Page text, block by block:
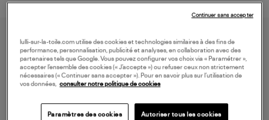
à partir de 150 € d'achat*
lulli-sur-la-toile.com utilise des cookies et technologies similaires à des fins de
performance, personnalisation, publicité et analyses, en collaboration avec des
partenaires tels que Google. Vous pouvez configurer vos choix via « Paramétrer »,
accepter l’ensemble des cookies (« J’accepte ») ou refuser ceux non strictement
nécessaires (« Continuer sans accepter »). Pour en savoir plus sur l’utilisation de
vos données,
consulter notre politique de cookies
Paramètres des cookies Autoriser tous les cookies
Continuer sans accepter